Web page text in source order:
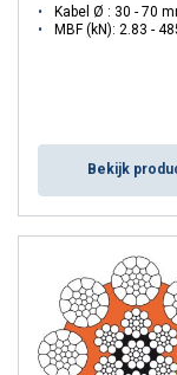
Kabel Ø : 30 - 70
MBF (kN): 2.83 -
Bekijk